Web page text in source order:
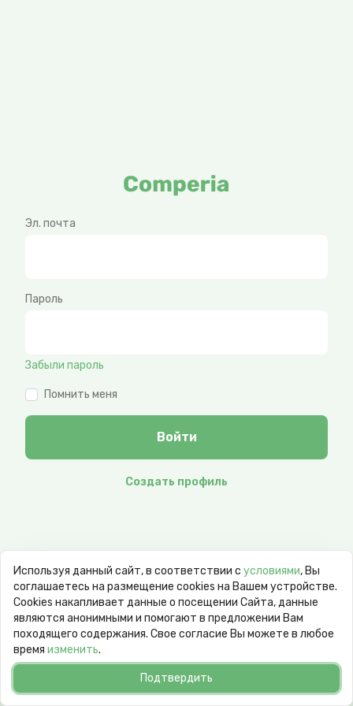
Эл. почта
Пароль
Забыли пароль
Помнить меня
Войти
Создать профиль
Используя данный сайт, в соответствии с условиями, Вы
соглашаетесь на размещение cookies на Вашем устройстве.
Сookies накапливает данные о посещении Сайта, данные
являются анонимными и помогают в предложении Вам
походящего содержания. Свое согласие Вы можете в любое
время изменить.
Подтвердить